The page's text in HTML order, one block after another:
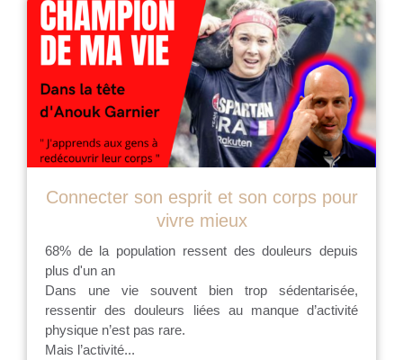
Connecter son esprit et son corps pour
vivre mieux
68% de la population ressent des douleurs depuis
plus d'un an
Dans une vie souvent bien trop sédentarisée,
ressentir des douleurs liées au manque d’activité
physique n’est pas rare.
Mais l’activité...